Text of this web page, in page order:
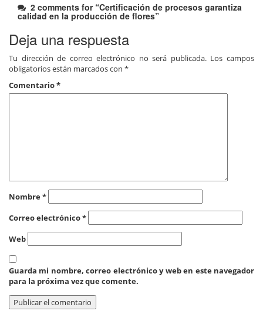
2 comments for “Certificación de procesos garantiza
calidad en la producción de flores”
Deja una respuesta
Tu dirección de correo electrónico no será publicada. Los campos
obligatorios están marcados con *
Comentario*
Nombre*
Correo electrónico*
Web
Guarda mi nombre, correo electrónico y web en este navegador
para la próxima vez que comente.